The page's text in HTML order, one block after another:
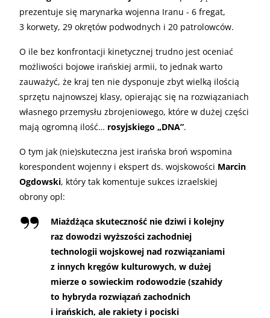
prezentuje się marynarka wojenna Iranu - 6 fregat,
3 korwety, 29 okrętów podwodnych i 20 patrolowców.
O ile bez konfrontacji kinetycznej trudno jest oceniać
możliwości bojowe irańskiej armii, to jednak warto
zauważyć, że kraj ten nie dysponuje zbyt wielką ilością
sprzętu najnowszej klasy, opierając się na rozwiązaniach
własnego przemysłu zbrojeniowego, które w dużej części
mają ogromną ilość… rosyjskiego „DNA”.
O tym jak (nie)skuteczna jest irańska broń wspomina
korespondent wojenny i ekspert ds. wojskowości Marcin
Ogdowski, który tak komentuje sukces izraelskiej
obrony opl:
Miażdżąca skuteczność nie dziwi i kolejny
raz dowodzi wyższości zachodniej
technologii wojskowej nad rozwiązaniami
z innych kręgów kulturowych, w dużej
mierze o sowieckim rodowodzie (szahidy
to hybryda rozwiązań zachodnich
i irańskich, ale rakiety i pociski